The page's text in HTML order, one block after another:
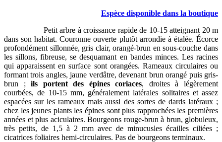
Espèce disponible dans la boutique
Petit arbre à croissance rapide de 10-15 atteignant 20 m
dans son habitat. Couronne ouverte plutôt arrondie à étalée. Écorce
profondément sillonnée, gris clair, orangé-brun en sous-couche dans
les sillons, fibreuse, se desquamant en bandes minces. Les racines
qui apparaissent en surface sont orangées. Rameaux circulaires ou
formant trois angles, jaune verdâtre, devenant brun orangé puis gris-
brun ;ils portent des épines coriaces, droites à légèrement
courbées, de 10-15 mm, généralement latérales solitaires et assez
espacées sur les rameaux mais aussi des sortes de dards latéraux ;
chez les jeunes plants les épines sont plus rapprochées les premières
années et plus aciculaires. Bourgeons rouge-brun à brun, globuleux,
très petits, de 1,5 à 2 mm avec de minucusles écailles ciliées ;
cicatrices foliaires hemi-circulaires. Pas de bourgeons terminaux.